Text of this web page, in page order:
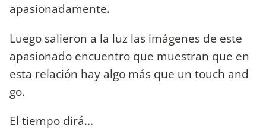
apasionadamente.
Luego salieron a la luz las imágenes de este
apasionado encuentro que muestran que en
esta relación hay algo más que un touch and
go.
El tiempo dirá...